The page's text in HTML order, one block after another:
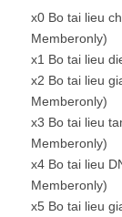
x0 Bo tai lieu
Memberonly)
x1 Bo tai lieu
x2 Bo tai lieu
Memberonly)
x3 Bo tai lieu
Memberonly)
x4 Bo tai lieu
Memberonly)
x5 Bo tai lieu